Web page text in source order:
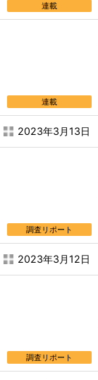
連載
連載
2023年3月13日
調査リポート
2023年3月12日
調査リポート